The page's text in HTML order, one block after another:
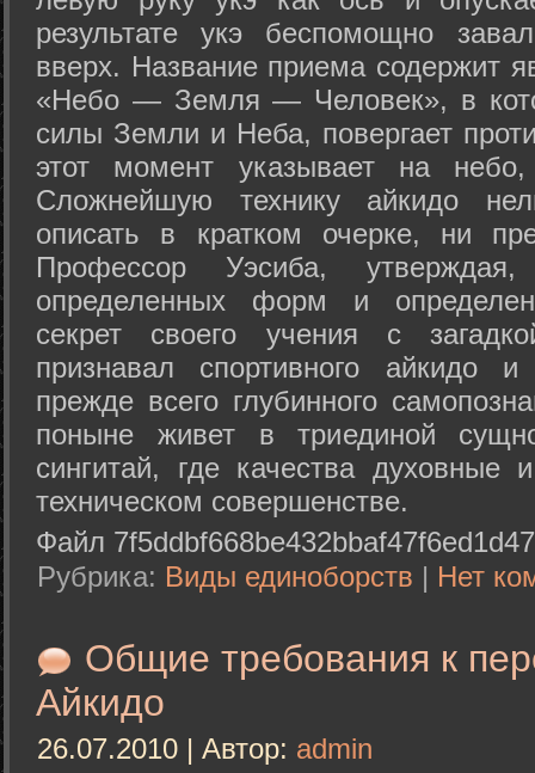
результате укэ беспомощно
вверх. Название приема содержит
«Небо — Земля — Человек», в
силы Земли и Неба, повергает
этот момент указывает на
Сложнейшую технику айкидо
описать в кратком очерке, ни
Профессор Уэсиба,
определенных форм и
секрет своего учения с
признавал спортивного айкидо
прежде всего глубинного
поныне живет в триединой
сингитай, где качества духовные
техническом совершенстве.
Файл
Рубрика: Виды единоборств | Нет
Общие требования к
Айкидо
26.07.2010 | Автор: admin